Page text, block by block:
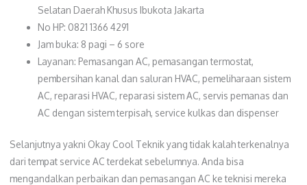
Selatan Daerah Khusus Ibukota Jakarta
No HP: 0821 1366 4291
Jam buka: 8 pagi – 6 sore
Layanan: Pemasangan AC, pemasangan termostat,
pembersihan kanal dan saluran HVAC, pemeliharaan sistem
AC, reparasi HVAC, reparasi sistem AC, servis pemanas dan
AC dengan sistem terpisah, service kulkas dan dispenser
Selanjutnya yakni Okay Cool Teknik yang tidak kalah terkenalnya
dari tempat service AC terdekat sebelumnya. Anda bisa
mengandalkan perbaikan dan pemasangan AC ke teknisi mereka